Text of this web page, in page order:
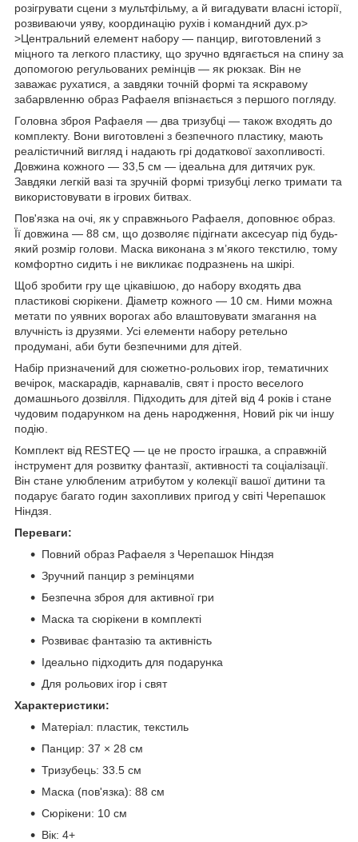
розігрувати сцени з мультфільму, а й вигадувати власні історії,
розвиваючи уяву, координацію рухів і командний дух.p>
>Центральний елемент набору — панцир, виготовлений з
міцного та легкого пластику, що зручно вдягається на спину за
допомогою регульованих ремінців — як рюкзак. Він не
заважає рухатися, а завдяки точній формі та яскравому
забарвленню образ Рафаеля впізнається з першого погляду.
Головна зброя Рафаеля — два тризубці — також входять до
комплекту. Вони виготовлені з безпечного пластику, мають
реалістичний вигляд і надають грі додаткової захопливості.
Довжина кожного — 33,5 см — ідеальна для дитячих рук.
Завдяки легкій вазі та зручній формі тризубці легко тримати та
використовувати в ігрових битвах.
Пов'язка на очі, як у справжнього Рафаеля, доповнює образ.
Її довжина — 88 см, що дозволяє підігнати аксесуар під будь-
який розмір голови. Маска виконана з м’якого текстилю, тому
комфортно сидить і не викликає подразнень на шкірі.
Щоб зробити гру ще цікавішою, до набору входять два
пластикові сюрікени. Діаметр кожного — 10 см. Ними можна
метати по уявних ворогах або влаштовувати змагання на
влучність із друзями. Усі елементи набору ретельно
продумані, аби бути безпечними для дітей.
Набір призначений для сюжетно-рольових ігор, тематичних
вечірок, маскарадів, карнавалів, свят і просто веселого
домашнього дозвілля. Підходить для дітей від 4 років і стане
чудовим подарунком на день народження, Новий рік чи іншу
подію.
Комплект від RESTEQ — це не просто іграшка, а справжній
інструмент для розвитку фантазії, активності та соціалізації.
Він стане улюбленим атрибутом у колекції вашої дитини та
подарує багато годин захопливих пригод у світі Черепашок
Ніндзя.
Переваги:
Повний образ Рафаеля з Черепашок Ніндзя
Зручний панцир з ремінцями
Безпечна зброя для активної гри
Маска та сюрікени в комплекті
Розвиває фантазію та активність
Ідеально підходить для подарунка
Для рольових ігор і свят
Характеристики:
Матеріал: пластик, текстиль
Панцир: 37 × 28 см
Тризубець: 33.5 см
Маска (пов'язка): 88 см
Сюрікени: 10 см
Вік: 4+